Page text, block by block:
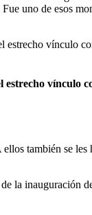
uno de esos
vínculo
también se les